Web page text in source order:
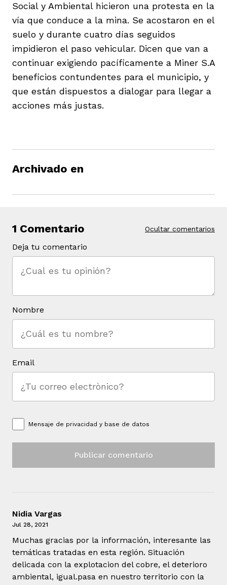
Social y Ambiental hicieron una protesta en la
vía que conduce a la mina. Se acostaron en el
suelo y durante cuatro días seguidos
impidieron el paso vehicular. Dicen que van a
continuar exigiendo pacíficamente a Miner S.A
beneficios contundentes para el municipio, y
que están dispuestos a dialogar para llegar a
acciones más justas.
Archivado en
1 Comentario Ocultar comentarios
Deja tu comentario
Nombre
Email
Mensaje de privacidad y base de datos
Nidia Vargas
Jul 28, 2021
Muchas gracias por la información, interesante las
temáticas tratadas en esta región. Situación
delicada con la explotacion del cobre, el deterioro
ambiental, igual.pasa en nuestro territorio con la